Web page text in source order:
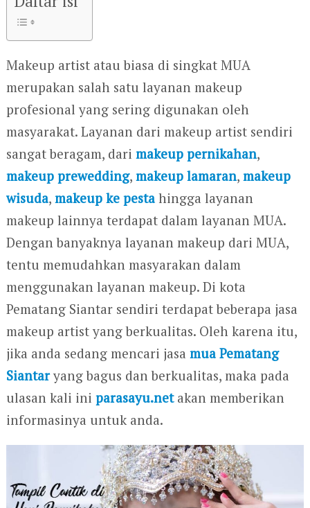
Makeup artist atau biasa di singkat MUA
merupakan salah satu layanan makeup
profesional yang sering digunakan oleh
masyarakat. Layanan dari makeup artist sendiri
sangat beragam, dari makeup pernikahan,
makeup prewedding, makeup lamaran, makeup
wisuda, makeup ke pestahingga layanan
makeup lainnya terdapat dalam layanan MUA.
Dengan banyaknya layanan makeup dari MUA,
tentu memudahkan masyarakan dalam
menggunakan layanan makeup. Di kota
Pematang Siantar sendiri terdapat beberapa jasa
makeup artist yang berkualitas. Oleh karena itu,
jika anda sedang mencari jasa mua Pematang
Siantaryang bagus dan berkualitas, maka pada
ulasan kali ini parasayu.netakan memberikan
informasinya untuk anda.